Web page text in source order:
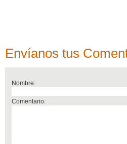
Envíanos tus
Nombre:
Comentario: